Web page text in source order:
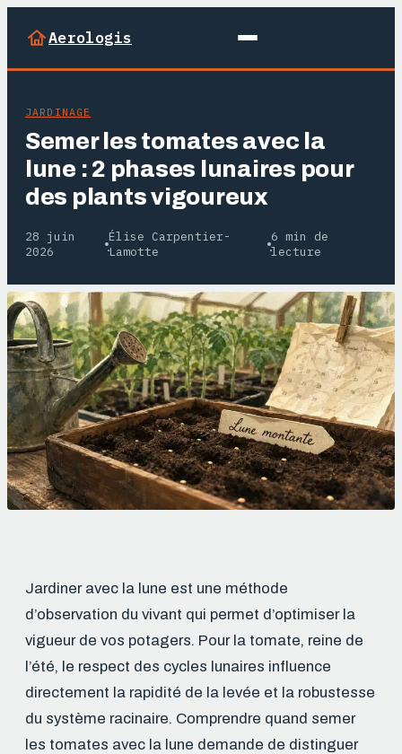
Aerologis
JARDINAGE
Semer les tomates avec la
lune : 2 phases lunaires pour
des plants vigoureux
28 juin
2026
·
Élise Carpentier-
Lamotte
·
6 min de
lecture
Jardiner avec la lune est une méthode
d’observation du vivant qui permet d’optimiser la
vigueur de vos potagers. Pour la tomate, reine de
l’été, le respect des cycles lunaires influence
directement la rapidité de la levée et la robustesse
du système racinaire. Comprendre quand semer
les tomates avec la lune demande de distinguer